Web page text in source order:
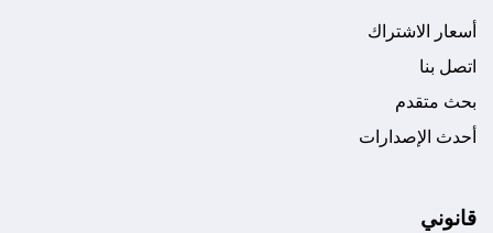
أسعار الاشتراك
اتصل بنا
بحث متقدم
أحدث الإصدارات
قانوني